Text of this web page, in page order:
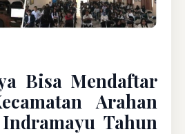
Bisa Mendaftar
Arahan
Tahun